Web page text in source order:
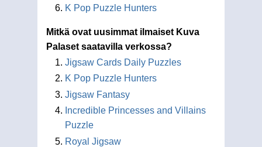
K Pop Puzzle Hunters
Mitkä ovat uusimmat ilmaiset Kuva
Palaset saatavilla verkossa?
Jigsaw Cards Daily Puzzles
K Pop Puzzle Hunters
Jigsaw Fantasy
Incredible Princesses and Villains
Puzzle
Royal Jigsaw